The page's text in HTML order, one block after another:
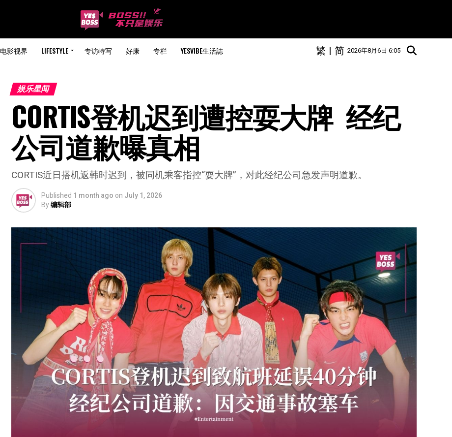
电影视界 LIFESTYLE 专访特写 好康 专栏 YESVIBE生活誌 2026年8月6日 6:05
简
|
繁
娱乐星闻
CORTIS登机迟到遭控耍大牌  经纪
公司道歉曝真相
CORTIS近日搭机返韩时迟到，被同机乘客指控“耍大牌”，对此经纪公司急发声明道歉。
Published 1 month ago on July 1, 2026
By编辑部